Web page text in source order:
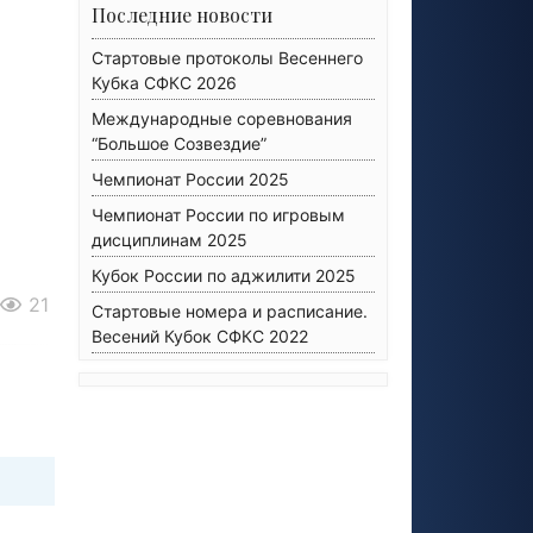
21
Последние новости
Стартовые протоколы Весеннего
Кубка СФКС 2026
Международные соревнования
“Большое Созвездие”
Чемпионат России 2025
Чемпионат России по игровым
дисциплинам 2025
Кубок России по аджилити 2025
Стартовые номера и расписание.
Весений Кубок СФКС 2022